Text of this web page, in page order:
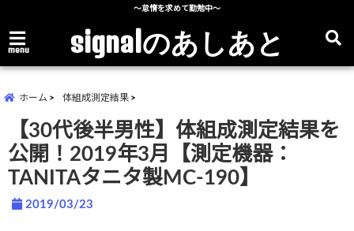
～怠惰を求めて勤勉中～
menu signalのあしあと
ホーム 体組成測定結果
【30代後半男性】体組成測定結果を
公開！2019年3月【測定機器：
TANITAタニタ製MC-190】
2019/03/23